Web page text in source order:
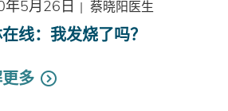
年5月26日 | 蔡晓阳医生
线：我发烧了吗？
多